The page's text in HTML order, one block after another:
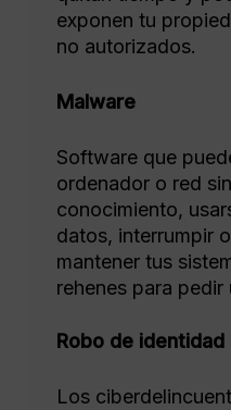
exponen tu
no autorizados.
Malware
Software que
ordenador o red
conocimiento,
datos, interrumpir
mantener tus
rehenes para pedir
Robo de
Los